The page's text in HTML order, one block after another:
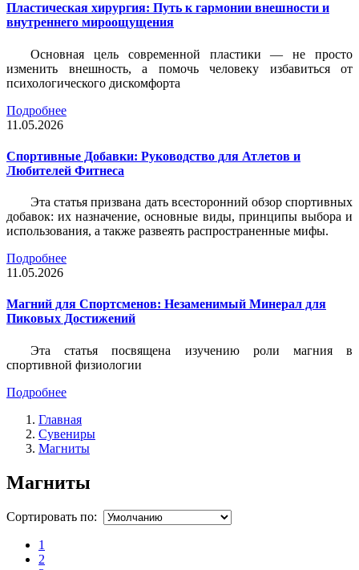
Пластическая хирургия: Путь к гармонии внешности и
внутреннего мироощущения
Основная цель современной пластики — не просто
изменить внешность, а помочь человеку избавиться от
психологического дискомфорта
Подробнее
11.05.2026
Спортивные Добавки: Руководство для Атлетов и
Любителей Фитнеса
Эта статья призвана дать всесторонний обзор спортивных
добавок: их назначение, основные виды, принципы выбора и
использования, а также развеять распространенные мифы.
Подробнее
11.05.2026
Магний для Спортсменов: Незаменимый Минерал для
Пиковых Достижений
Эта статья посвящена изучению роли магния в
спортивной физиологии
Подробнее
Главная
Сувениры
Магниты
Магниты
Сортировать по:
1
2